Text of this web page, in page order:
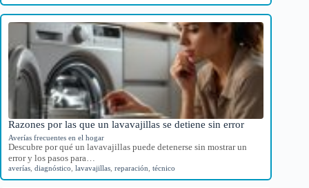
Razones por las que un lavavajillas se detiene sin error
Averías frecuentes en el hogar
Descubre por qué un lavavajillas puede detenerse sin mostrar un
error y los pasos para…
averías diagnóstico lavavajillas reparación técnico